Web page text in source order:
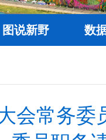
图说新野 数
会常务委